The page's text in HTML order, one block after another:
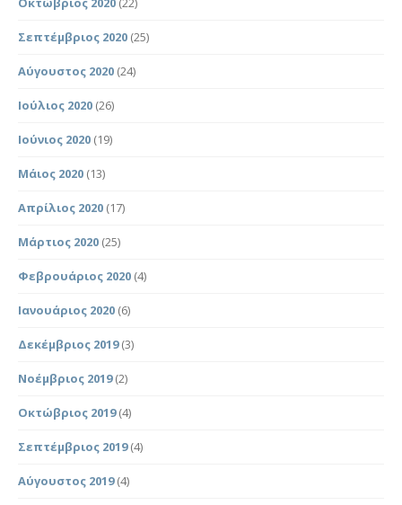
Σεπτέμβριος 2020 (25)
Αύγουστος 2020 (24)
Ιούλιος 2020 (26)
Ιούνιος 2020 (19)
Μάιος 2020 (13)
Απρίλιος 2020 (17)
Μάρτιος 2020 (25)
Φεβρουάριος 2020 (4)
Ιανουάριος 2020 (6)
Δεκέμβριος 2019(3)
Νοέμβριος 2019(2)
Οκτώβριος 2019(4)
Σεπτέμβριος 2019(4)
Αύγουστος 2019(4)